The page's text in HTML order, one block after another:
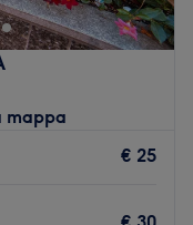
mappa
€ 25